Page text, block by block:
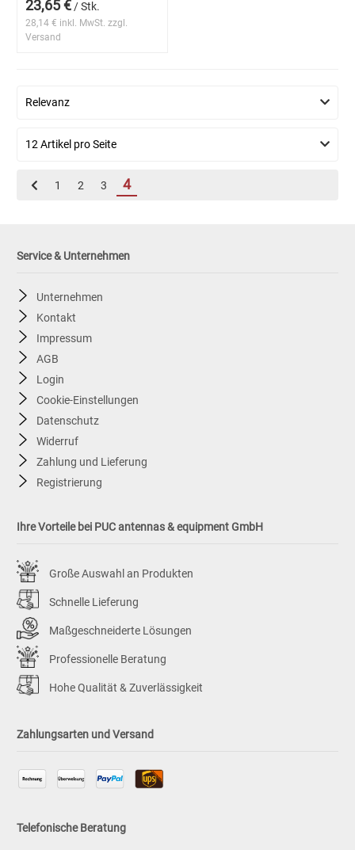
23,65 € / Stk.
28,14 € inkl. MwSt. zzgl.
Versand
1 2 3 4
Service & Unternehmen
Unternehmen
Kontakt
Impressum
AGB
Login
Cookie-Einstellungen
Datenschutz
Widerruf
Zahlung und Lieferung
Registrierung
Ihre Vorteile bei PUC antennas & equipment GmbH
Große Auswahl an Produkten
Schnelle Lieferung
Maßgeschneiderte Lösungen
Professionelle Beratung
Hohe Qualität & Zuverlässigkeit
Zahlungsarten und Versand
Telefonische Beratung